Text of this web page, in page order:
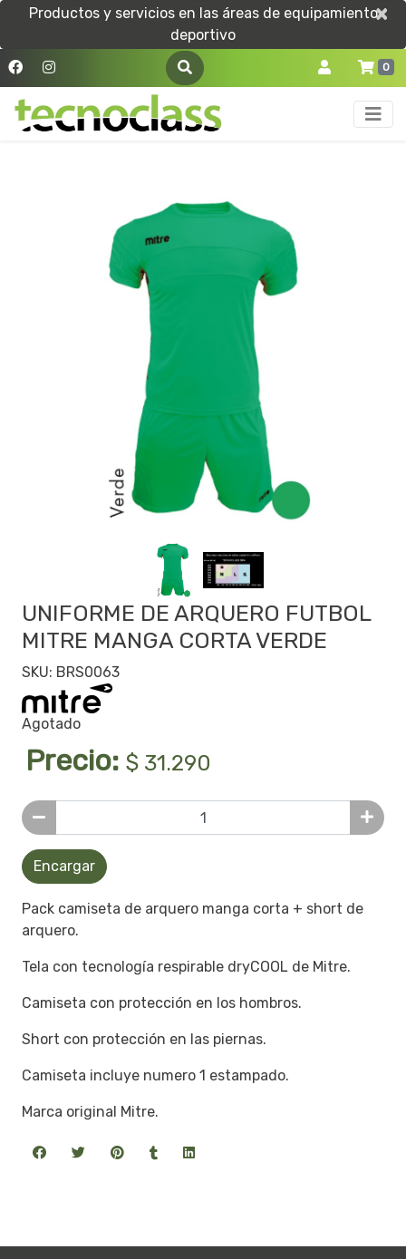
Productos y servicios en las áreas de equipamiento
deportivo
×
×
0
UNIFORME DE ARQUERO FUTBOL
MITRE MANGA CORTA VERDE
SKU: BRS0063
Agotado
Precio: $ 31.290
Encargar
Pack camiseta de arquero manga corta + short de
arquero.
Tela con tecnología respirable dryCOOL de Mitre.
Camiseta con protección en los hombros.
Short con protección en las piernas.
Camiseta incluye numero 1 estampado.
Marca original Mitre.